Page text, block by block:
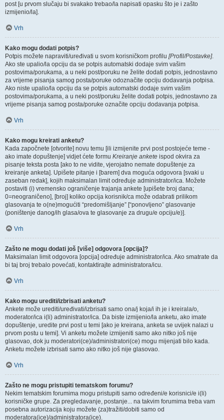
post [u prvom slučaju bi svakako trebao/la napisati opasku što je i zašto
izmijenio/la].
Vrh
Kako mogu dodati potpis?
Potpis možete napraviti/uređivati u svom korisničkom profilu [Profil/Postavke].
Ako ste upalio/la opciju da se potpis automatski dodaje svim vašim
postovima/porukama, a u neki post/poruku ne želite dodati potpis, jednostavno
za vrijeme pisanja samog posta/poruke odoznačite opciju dodavanja potpisa.
Ako niste upalio/la opciju da se potpis automatski dodaje svim vašim
postovima/porukama, a u neki post/poruku želite dodati potpis, jednostavno za
vrijeme pisanja samog posta/poruke označite opciju dodavanja potpisa.
Vrh
Kako mogu kreirati anketu?
Kada započnete [otvorite] novu temu [ili izmijenite prvi post postojeće teme -
ako imate dopuštenje] vidjet ćete formu Kreiranje ankete ispod okvira za
pisanje teksta posta [ako to ne vidite, vjerojatno nemate dopuštenje za
kreiranje anketa]. Upišete pitanje i [barem] dva moguća odgovora [svaki u
zaseban redak], kojih maksimalan limit određuje administrator/ica. Možete
postaviti (i) vremensko ograničenje trajanja ankete [upišete broj dana;
0=neograničeno], [broj] koliko opcija korisnik/ca može odabrati prilikom
glasovanja te o(ne)mogućiti “predomišljanje” [“ponovljeno” glasovanje
(poništenje danog/ih glasa/ova te glasovanje za drugu/e opciju/e)].
Vrh
Zašto ne mogu dodati još [više] odgovora [opcija]?
Maksimalan limit odgovora [opcija] određuje administrator/ica. Ako smatrate da
bi taj broj trebalo povećati, kontaktirajte administratora/icu.
Vrh
Kako mogu urediti/izbrisati anketu?
Ankete može urediti/uređivati/izbrisati samo ona/j koja/i ih je i kreirala/o,
moderator/ica i(li) administrator/ica. Da biste izmijenio/la anketu, ako imate
dopuštenje, uredite prvi post u temi [ako je kreirana, anketa se uvijek nalazi u
prvom postu u temi]. Vi anketu možete izmijeniti samo ako nitko još nije
glasovao, dok ju moderatori(ce)/administratori(ce) mogu mijenjati bilo kada.
Anketu možete izbrisati samo ako nitko još nije glasovao.
Vrh
Zašto ne mogu pristupiti tematskom forumu?
Nekim tematskim forumima mogu pristupiti samo određeni/e korisnici/e i(li)
korisničke grupe. Za pregledavanje, postanje... na takvim forumima treba vam
posebna autorizacija koju možete (za)tražiti/dobiti samo od
moderatora(ice)/administratora(ice).